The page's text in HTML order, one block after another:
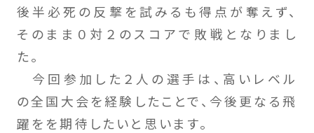
後半必死の反撃を試みるも得点が奪えず、
そのまま０対２のスコアで敗戦となりまし
た。
今回参加した２人の選手は、高いレベル
の全国大会を経験したことで、今後更なる飛
躍をを期待したいと思います。